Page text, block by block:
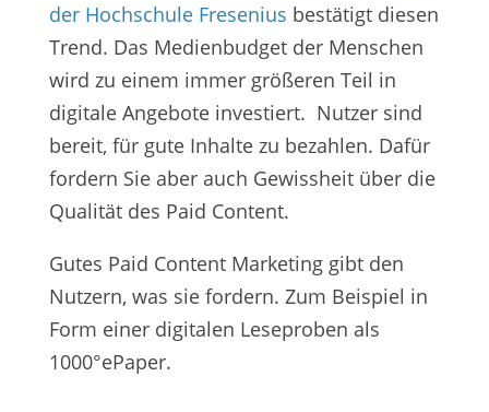
der Hochschule Fresenius bestätigt diesen
Trend. Das Medienbudget der Menschen
wird zu einem immer größeren Teil in
digitale Angebote investiert. Nutzer sind
bereit, für gute Inhalte zu bezahlen. Dafür
fordern Sie aber auch Gewissheit über die
Qualität des Paid Content.
Gutes Paid Content Marketing gibt den
Nutzern, was sie fordern. Zum Beispiel in
Form einer digitalen Leseproben als
1000°ePaper.